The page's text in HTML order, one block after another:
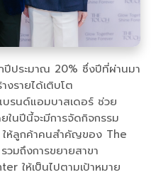
ปีประมาณ 20% ซึ่งปีที่ผ่านมา
งรายได้เติบโต
บรนด์แอมบาสเดอร์ ช่วย
นปีนี้จะมีการจัดกิจกรรม
ห้ลูกค้าคนสำคัญของ The
มถึงการขยายสาขา
ให้เป็นไปตามเป้าหมาย